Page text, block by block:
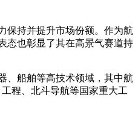
保持并提升市场份额。作为航
态也彰显了其在高景气赛道持
船舶等高技术领域，其中航
程、北斗导航等国家重大工